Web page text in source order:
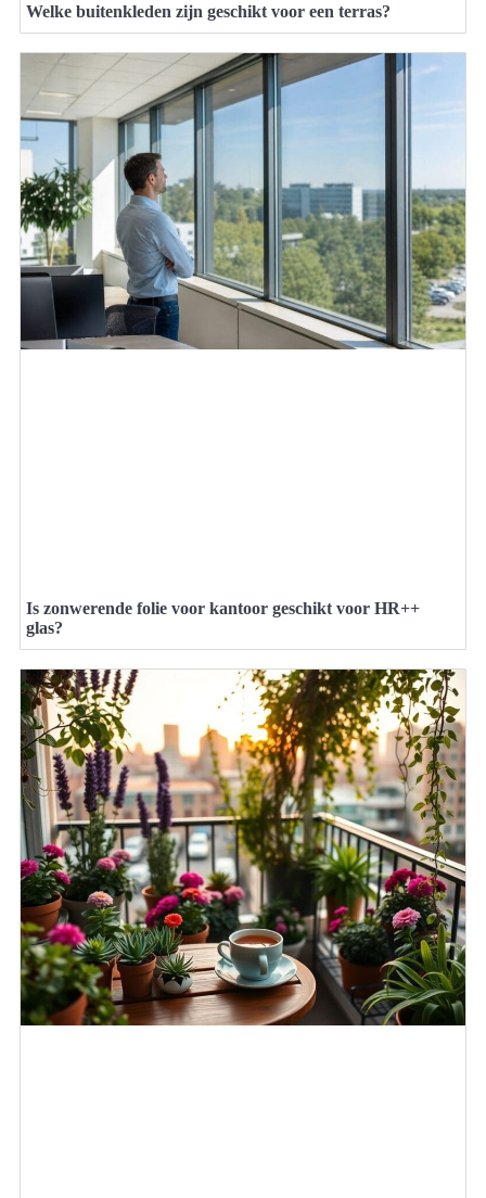
Welke buitenkleden zijn geschikt voor een terras?
Is zonwerende folie voor kantoor geschikt voor HR++
glas?